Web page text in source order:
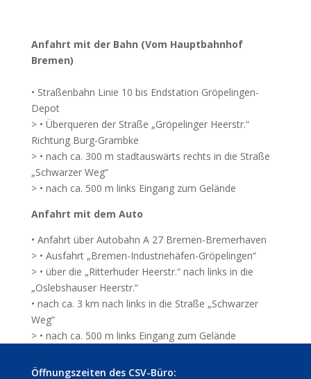
Anfahrt mit der Bahn (Vom Hauptbahnhof
Bremen)
• Straßenbahn Linie 10 bis Endstation Gröpelingen-
Depot
> • Überqueren der Straße „Gröpelinger Heerstr.“
Richtung Burg-Grambke
> • nach ca. 300 m stadtauswärts rechts in die Straße
„Schwarzer Weg“
> • nach ca. 500 m links Eingang zum Gelände
Anfahrt mit dem Auto
• Anfahrt über Autobahn A 27 Bremen-Bremerhaven
> • Ausfahrt „Bremen-Industriehäfen-Gröpelingen“
> • über die „Ritterhuder Heerstr.“ nach links in die
„Oslebshauser Heerstr.“
• nach ca. 3 km nach links in die Straße „Schwarzer
Weg“
> • nach ca. 500 m links Eingang zum Gelände
Öffnungszeiten des CSV-Büro: